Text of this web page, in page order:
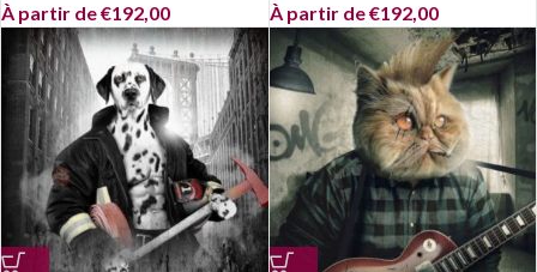
À partir de€192,00 À partir de€192,00